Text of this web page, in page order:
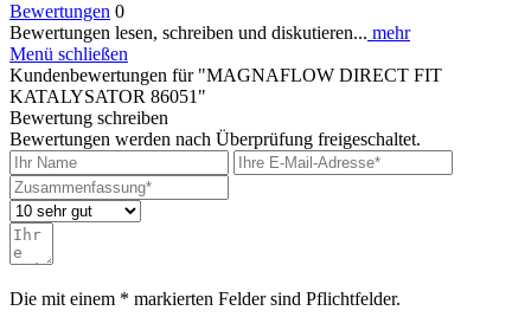
Bewertungen 0
Bewertungen lesen, schreiben und diskutieren... mehr
Menü schließen
Kundenbewertungen für "MAGNAFLOW DIRECT FIT
KATALYSATOR 86051"
Bewertung schreiben
Bewertungen werden nach Überprüfung freigeschaltet.
Die mit einem * markierten Felder sind Pflichtfelder.